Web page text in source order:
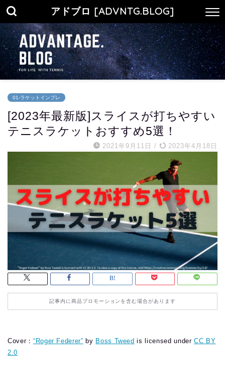
アドブロ [ADVNTG.BLOG]
01-ラケットインプレ
[2023年最新版]スライスが打ちやすい
テニスラケットおすすめ5選！
2021年9月11日 / 2023年4月18日
記事内に商品プロモーションを含む場合があります
Cover： “Roger Federer” by Boss Tweed is licensed underCC BY
2.0